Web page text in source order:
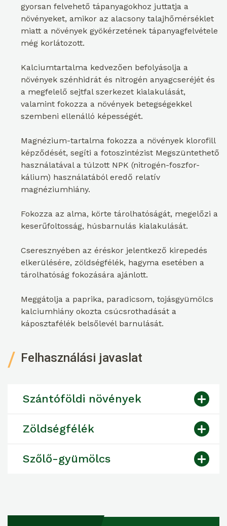
gyorsan felvehető tápanyagokhoz juttatja a
növényeket, amikor az alacsony talajhőmérséklet
miatt a növények gyökérzetének tápanyagfelvétele
még korlátozott.
Kalciumtartalma kedvezően befolyásolja a
növények szénhidrát és nitrogén anyagcseréjét és
a megfelelő sejtfal szerkezet kialakulását,
valamint fokozza a növények betegségekkel
szembeni ellenálló képességét.
Magnézium-tartalma fokozza a növények klorofill
képződését, segíti a fotoszintézist Megszüntethető
használatával a túlzott NPK (nitrogén-foszfor-
kálium) használatából eredő relatív
magnéziumhiány.
Fokozza az alma, körte tárolhatóságát, megelőzi a
keserűfoltosság, húsbarnulás kialakulását.
Cseresznyében az éréskor jelentkező kirepedés
elkerülésére, zöldségfélék, hagyma esetében a
tárolhatóság fokozására ajánlott.
Meggátolja a paprika, paradicsom, tojásgyümölcs
kalciumhiány okozta csúcsrothadását a
káposztafélék belsőlevél barnulását.
Felhasználási javaslat
Szántóföldi növények
Zöldségfélék
Szőlő-gyümölcs